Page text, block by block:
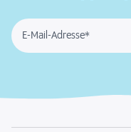
E-Mail-Adresse*